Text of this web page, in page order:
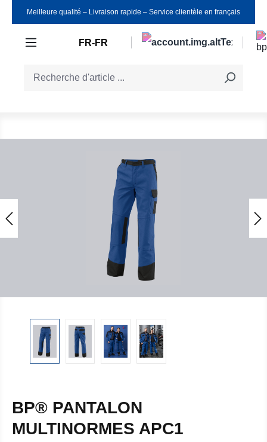
Passer au contenu principal
Meilleure qualité ‒ Livraison rapide ‒ Service clientèle en français
FR-FR
BP® PANTALON
MULTINORMES APC1